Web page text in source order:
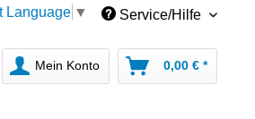
Language ▼ Service/Hilfe
Mein Konto 0,00 € *